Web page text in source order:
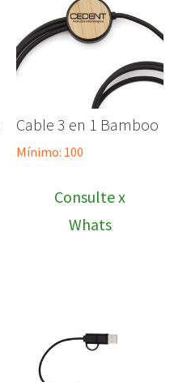
Cable 3 en 1 Bamboo
Mínimo: 100
Consulte x
Whats